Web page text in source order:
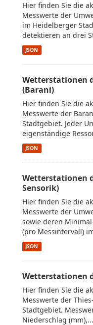
Hier finden Sie die
Messwerte der
im Heidelberger
detektieren an drei
JSON
Wetterstationen
(Barani)
Hier finden Sie die
Messwerte der
Stadtgebiet. Jeder
eigenständige
JSON
Wetterstationen
Sensorik)
Hier finden Sie die
Messwerte der
sowie deren
(pro Messintervall)
JSON
Wetterstationen
Hier finden Sie die
Messwerte der
Stadtgebiet.
Niederschlag (mm),...